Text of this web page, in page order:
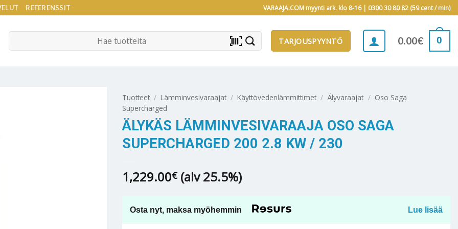
REFERENSSIT VARAAJA.COM myynti ark. klo 8-16 | 0300 30 80 82 (59 cent / min)
barcode_scanner TARJOUSPYYNTÖ 0.00€ 0
Tuotteet / Lämminvesivaraajat / Käyttövedenlämmittimet / Älyvaraajat / Oso Saga
Supercharged
ÄLYKÄS LÄMMINVESIVARAAJA OSO SAGA
SUPERCHARGED 200 2.8 KW / 230
1,229.00€ (alv 25.5%)
Osta nyt, maksa myöhemmin Lue lisää